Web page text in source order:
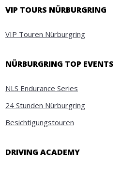
VIP TOURS NÜRBURGRING
VIP Touren Nürburgring
NÜRBURGRING TOP EVENTS
NLS Endurance Series
24 Stunden Nürburgring
Besichtigungstouren
DRIVING ACADEMY